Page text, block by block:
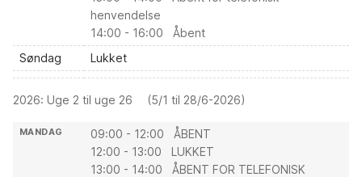
henvendelse
14:00 - 16:00 Åbent
Søndag
Lukket
Helligdage
2026: Uge 2 til uge 26
(5/1 til 28/6-2026)
MANDAG
09:00 - 12:00 ÅBENT
12:00 - 13:00 LUKKET
13:00 - 14:00 ÅBENT FOR TELEFONISK